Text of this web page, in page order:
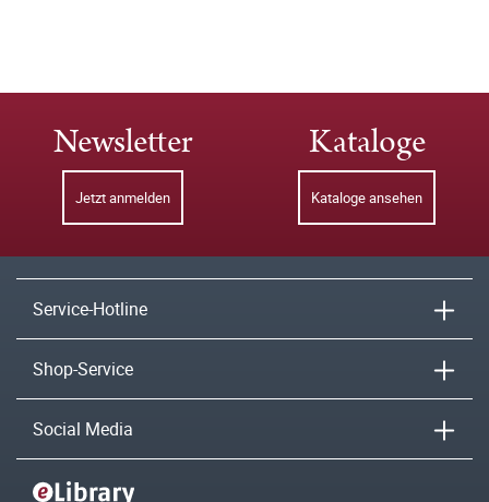
Newsletter
Jetzt anmelden
Kataloge
Kataloge ansehen
Service-Hotline
Shop-Service
Social Media